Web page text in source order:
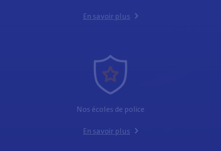
En savoir plus
Nos écoles de police
En savoir plus